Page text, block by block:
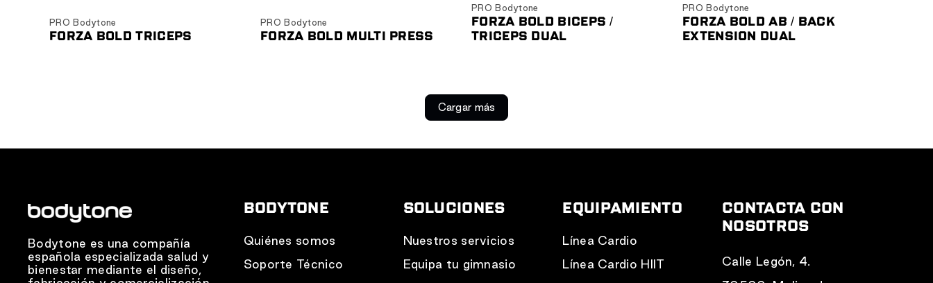
PRO Bodytone
FORZA BOLD TRICEPS
PRO Bodytone
FORZA BOLD MULTI PRESS
PRO Bodytone
FORZA BOLD BICEPS /
TRICEPS DUAL
PRO Bodytone
FORZA BOLD AB / BACK
EXTENSION DUAL
Cargar más
Bodytone es una compañía
española especializada salud y
bienestar mediante el diseño,
BODYTONE
Quiénes somos
Soporte Técnico
SOLUCIONES
Nuestros servicios
Equipa tu gimnasio
EQUIPAMIENTO
Línea Cardio
Línea Cardio HIIT
CONTACTA CON
NOSOTROS
Calle Legón, 4.